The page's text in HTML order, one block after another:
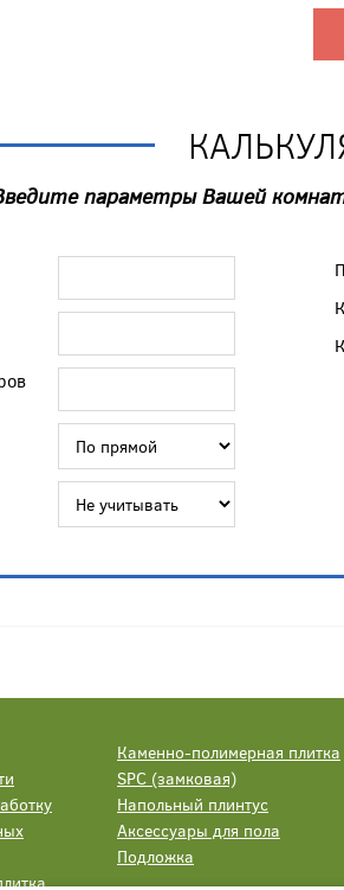
параметры Вашей
Каменно-полимерная плитка
SPC (замковая)
Напольный плинтус
Аксессуары для пола
Подложка